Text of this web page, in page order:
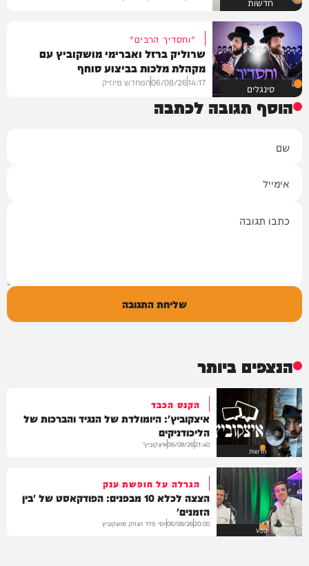
סינגלים
"וחסדיך הרבים"
שרוליק ברזל ואברימי מושקוביץ עם
מקהלת מלכות בביצוע סוחף
14:17
06/08/26המחדש מיוזיק
הוסף תגובה לכתבה
שליחת התגובה
הנצפים ביותר
חדשות
הקנס הכבד
איצקוביץ': היומולדת של הנגיד והברכות של
הליכודניקים
21:40
06/08/26איצקוביץ'
VOD
הגרלה על חופשת ענק
הצצה לכלא 10 מבפנים: הפודקאסט של 'בין
הזמנים'
20:00
06/08/26יוסי פלד ויצחק מושקוביץ